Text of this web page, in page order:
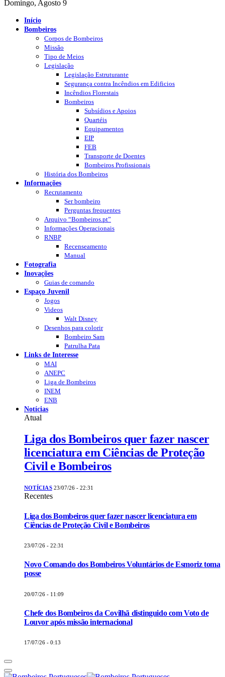
Domingo, Agosto 9
Início
Bombeiros
Corpos de Bombeiros
Missão
Tipo de Meios
Legislação
Legislação Estruturante
Segurança contra Incêndios em Edificios
Incêndios Florestais
Bombeiros
Subsídios e Apoios
Quartéis
Equipamentos
EIP
FEB
Transporte de Doentes
Bombeiros Profissionais
História dos Bombeiros
Informações
Recrutamento
Ser bombeiro
Perguntas frequentes
Arquivo “Bombeiros.pt”
Informações Operacionais
RNBP
Recenseamento
Manual
Fotografia
Inovações
Guias de comando
Espaço Juvenil
Jogos
Videos
Walt Disney
Desenhos para colorir
Bombeiro Sam
Patrulha Pata
Links de Interesse
MAI
ANEPC
Liga de Bombeiros
INEM
ENB
Notícias
Atual
Liga dos Bombeiros quer fazer nascer
licenciatura em Ciências de Proteção
Civil e Bombeiros
NOTÍCIAS 23/07/26 - 22:31
Recentes
Liga dos Bombeiros quer fazer nascer licenciatura em
Ciências de Proteção Civil e Bombeiros
23/07/26 - 22:31
Novo Comando dos Bombeiros Voluntários de Esmoriz toma
posse
20/07/26 - 11:09
Chefe dos Bombeiros da Covilhã distinguido com Voto de
Louvor após missão internacional
17/07/26 - 0:13